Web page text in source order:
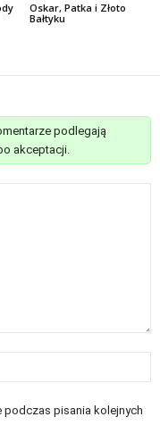
Oskar, Patka i Złoto
Bałtyku
podlegają
akceptacji.
podczas pisania kolejnych